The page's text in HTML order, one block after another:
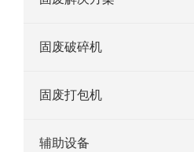
固废破碎机
固废打包机
辅助设备